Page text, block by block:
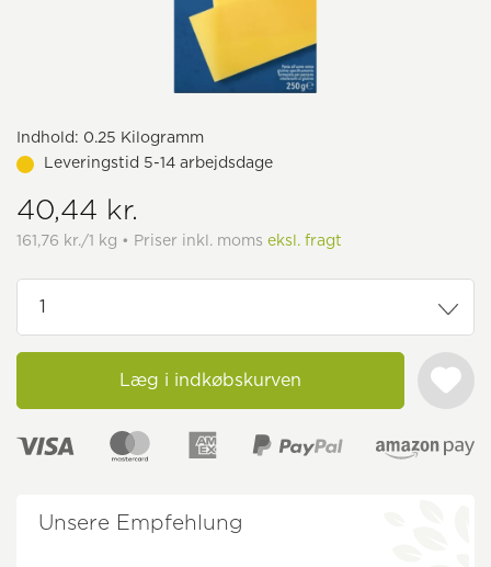
Indhold: 0.25 Kilogramm
Leveringstid 5-14 arbejdsdage
40,44 kr.
161,76 kr./1 kg • Priser inkl. moms eksl. fragt
Læg i indkøbskurven
Unsere Empfehlung